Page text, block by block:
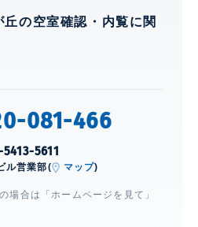
の空室確認・内覧に関
081-466
5611
ル営業部( マップ)
場合は「ホームページを見て」